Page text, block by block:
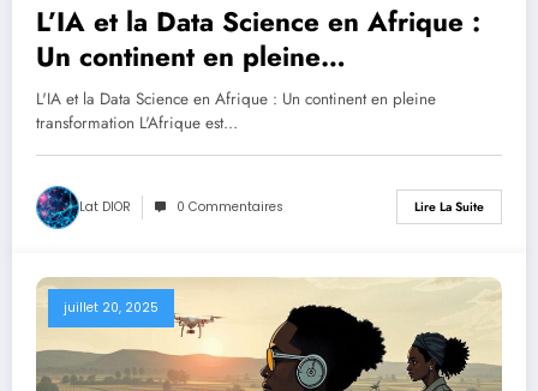
L’IA et la Data Science en Afrique :
Un continent en pleine
transformation
L'IA et la Data Science en Afrique : Un continent en pleine
transformation L'Afrique est…
Lat DIOR 0 Commentaires Lire La Suite
juillet 20, 2025